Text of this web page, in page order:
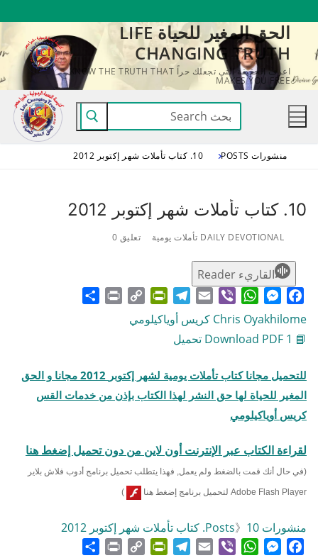
المحتوى
الحق المغير للحياة LIFE
CHANGING TRUTH
اعرف الحقيقة التي تجعلك حراً KNOW THE TRUTH THAT
MAKES YOU FREE
البحث
عن:
منشورات POSTS 10. كتاب تأملات شهر إكتوبر 2012
10. كتاب تأملات شهر إكتوبر 2012
DAILY DEVOTIONAL تأملات يومية تعليق 0
القاريء Reader
Facebook
Messenger
WhatsApp
Viber
Email
Telegram
PrintFriendly
Copy
Print
Chris Oyakhilome كريس أوياكيلومي
📘 Download PDF 1 تحميل
للتحميل مجانا كتاب تأملات يومية لشهر إكتوبر
مجانا و الحق
المغير للحياة لها حق النشر لهذا الكتاب بإذن من خدمات القس
كريس أوياكيلومي
لقراءة الكتاب عبر الإنترنت أون لاين من دون تحميل إضغط هنا
(في حال أنك قمت بالضغط ولم يعمل, فهذا يتطلب تحميل برنامج أدوب فلاش بلاير
Adobe Flash Player لتحميل برنامج إضغط هنا )
منشورات Posts 》 10. كتاب تأملات شهر إكتوبر 2012
Facebook
Messenger
WhatsApp
Viber
Email
Telegram
PrintFriendly
Copy
Print